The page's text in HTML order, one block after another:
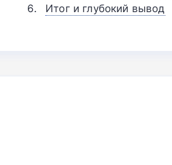
Итог и глубокий вывод